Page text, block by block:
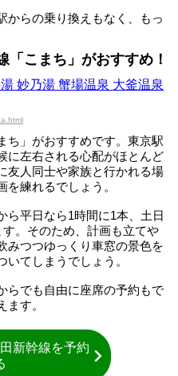
からの乗り換えもなく、もっ
「こまち」がおすすめ！
ち」がおすすめです。東京駅
に左右される心配がほとんど
友人同士や家族と行かれる場
練れるでしょう。
ら平日なら1時間に1本、土日
。そのため、計画も立てや
みつつゆっくり車窓の景色を
てしまうでしょう。
らでも自由に座席の予約もで
す。
新幹線を予約